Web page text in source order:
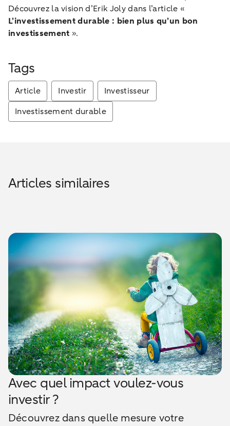
Découvrez la vision d’Erik Joly dans l’article «
L’investissement durable : bien plus qu’un bon
investissement ».
Tags
Article Investir
Investisseur
Investissement durable
Articles similaires
Avec quel impact voulez-vous
investir ?
Découvrez dans quelle mesure votre